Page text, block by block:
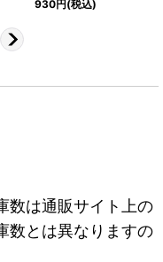
930円(税込)
数は通販サイト上の
数とは異なりますの